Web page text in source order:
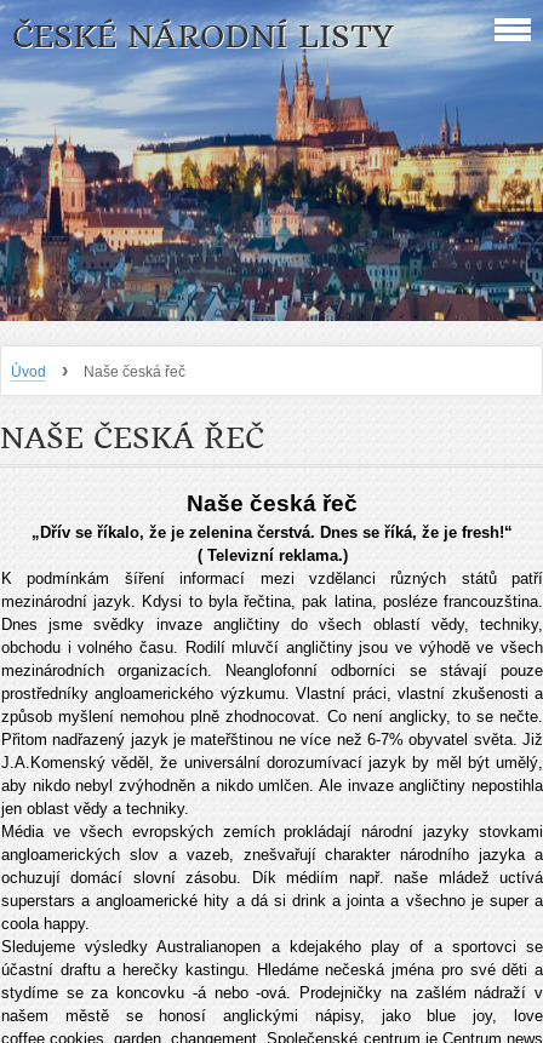
ČESKÉ NÁRODNÍ LISTY
Úvod › Naše česká řeč
NAŠE ČESKÁ ŘEČ
Naše česká řeč
„Dřív se říkalo, že je zelenina čerstvá. Dnes se říká, že je fresh!“
( Televizní reklama.)
K podmínkám šíření informací mezi vzdělanci různých států patří
mezinárodní jazyk. Kdysi to byla řečtina, pak latina, posléze francouzština.
Dnes jsme svědky invaze angličtiny do všech oblastí vědy, techniky,
obchodu i volného času. Rodilí mluvčí angličtiny jsou ve výhodě ve všech
mezinárodních organizacích. Neanglofonní odborníci se stávají pouze
prostředníky angloamerického výzkumu. Vlastní práci, vlastní zkušenosti a
způsob myšlení nemohou plně zhodnocovat. Co není anglicky, to se nečte.
Přitom nadřazený jazyk je mateřštinou ne více než 6-7% obyvatel světa. Již
J.A.Komenský věděl, že universální dorozumívací jazyk by měl být umělý,
aby nikdo nebyl zvýhodněn a nikdo umlčen. Ale invaze angličtiny nepostihla
jen oblast vědy a techniky.
Média ve všech evropských zemích prokládají národní jazyky stovkami
angloamerických slov a vazeb, znešvařují charakter národního jazyka a
ochuzují domácí slovní zásobu. Dík médiím např. naše mládež uctívá
superstars a angloamerické hity a dá si drink a jointa a všechno je super a
coola happy.
Sledujeme výsledky Australianopen a kdejakého play of a sportovci se
účastní draftu a herečky kastingu. Hledáme nečeská jména pro své děti a
stydíme se za koncovku -á nebo -ová. Prodejničky na zašlém nádraží v
našem městě se honosí anglickými nápisy, jako blue joy, love
coffee,cookies, garden, changement. Společenské centrum je Centrum news